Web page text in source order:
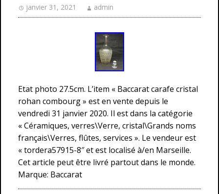
janvier 31, 2021 admin
Etat photo 27.5cm. L’item « Baccarat carafe cristal
rohan combourg » est en vente depuis le
vendredi 31 janvier 2020. Il est dans la catégorie
« Céramiques, verres\Verre, cristal\Grands noms
français\Verres, flûtes, services ». Le vendeur est
« tordera57915-8″ et est localisé à/en Marseille.
Cet article peut être livré partout dans le monde.
Marque: Baccarat